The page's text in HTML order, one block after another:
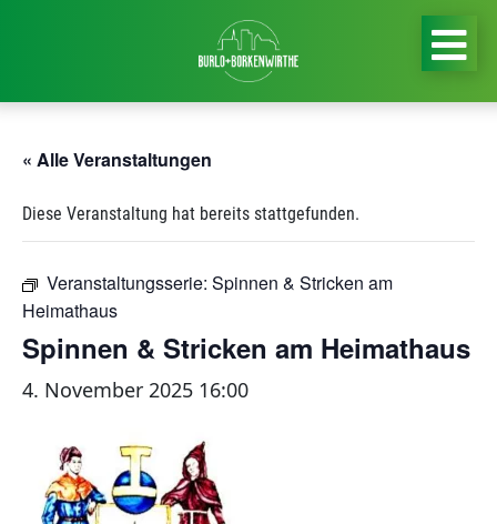
« Alle Veranstaltungen
Diese Veranstaltung hat bereits stattgefunden.
Veranstaltungsserie: Spinnen & Stricken am
Heimathaus
Spinnen & Stricken am Heimathaus
4. November 2025 16:00